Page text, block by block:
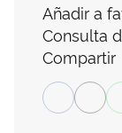
Añadir a
Consulta
Compartir